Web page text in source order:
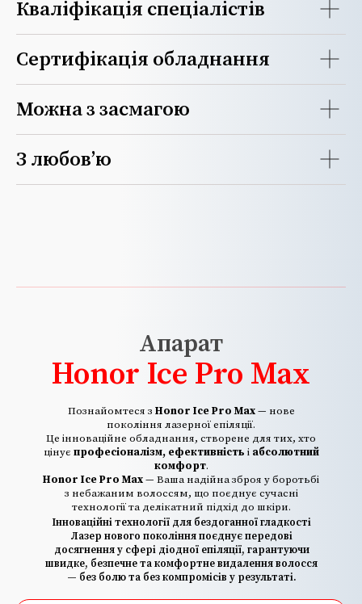
Кваліфікація спеціалістів
Сертифікація обладнання
Можна з засмагою
З любов’ю
Інноваційні технології для бездоганної гладкості
Лазер нового покоління поєднує передові
досягнення у сфері діодної епіляції, гарантуючи
швидке, безпечне та комфортне видалення волосся
— без болю та без компромісів у результаті.
Honor Ice Pro Max
Апарат
Познайомтеся з Honor Ice Pro Max— нове
покоління лазерної епіляції.
Це інноваційне обладнання, створене для тих, хто
цінує професіоналізм, ефективність і абсолютний
комфорт.
Honor Ice Pro Max— Ваша надійна зброя у боротьбі
з небажаним волоссям, що поєднує сучасні
технології та делікатний підхід до шкіри.